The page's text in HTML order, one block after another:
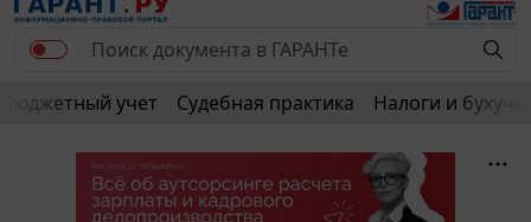
Бюджетный учет Судебная практика Налоги и